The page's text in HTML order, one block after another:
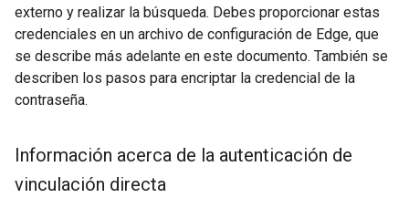
externo y realizar la búsqueda. Debes proporcionar estas
credenciales en un archivo de configuración de Edge, que
se describe más adelante en este documento. También se
describen los pasos para encriptar la credencial de la
contraseña.
Información acerca de la autenticación de
vinculación directa